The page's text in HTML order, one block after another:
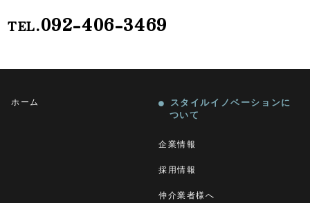
TEL.092-406-3469
ホーム
スタイルイノベーションに
ついて
企業情報
採用情報
仲介業者様へ